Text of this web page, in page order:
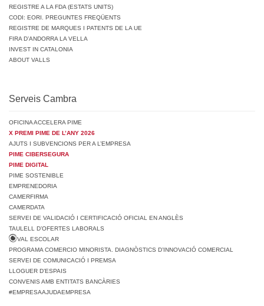
REGISTRE A LA FDA (ESTATS UNITS)
CODI: EORI. PREGUNTES FREQÜENTS
REGISTRE DE MARQUES I PATENTS DE LA UE
FIRA D’ANDORRA LA VELLA
INVEST IN CATALONIA
ABOUT VALLS
Serveis Cambra
OFICINA ACCELERA PIME
X PREMI PIME DE L’ANY 2026
AJUTS I SUBVENCIONS PER A L’EMPRESA
PIME CIBERSEGURA
PIME DIGITAL
PIME SOSTENIBLE
EMPRENEDORIA
CAMERFIRMA
CAMERDATA
SERVEI DE VALIDACIÓ I CERTIFICACIÓ OFICIAL EN ANGLÈS
TAULELL D’OFERTES LABORALS
VAL ESCOLAR
PROGRAMA COMERCIO MINORISTA. DIAGNÒSTICS D’INNOVACIÓ COMERCIAL
SERVEI DE COMUNICACIÓ I PREMSA
LLOGUER D’ESPAIS
CONVENIS AMB ENTITATS BANCÀRIES
#EMPRESAAJUDAEMPRESA